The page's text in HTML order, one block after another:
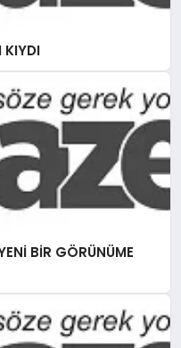
KIYDI
BİR GÖRÜNÜME